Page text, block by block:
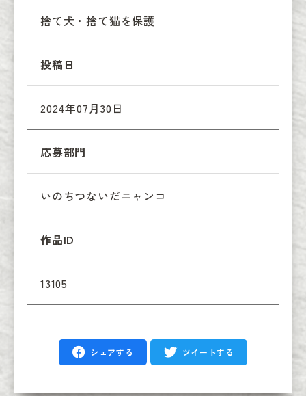
捨て犬・捨て猫を保護
投稿日
2024年07月30日
応募部門
いのちつないだニャンコ
作品ID
13105
シェアする ツイートする